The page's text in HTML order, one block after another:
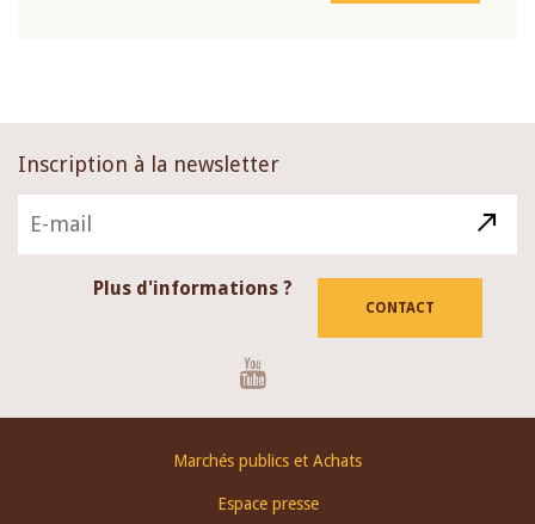
Inscription à la newsletter
Plus d'informations ?
CONTACT
Marchés publics et Achats
Espace presse